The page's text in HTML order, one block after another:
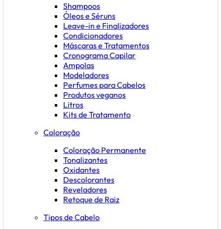
Shampoos
Óleos e Séruns
Leave-in e Finalizadores
Condicionadores
Máscaras e Tratamentos
Cronograma Capilar
Ampolas
Modeladores
Perfumes para Cabelos
Produtos veganos
Litros
Kits de Tratamento
Coloração
Coloração Permanente
Tonalizantes
Oxidantes
Descolorantes
Reveladores
Retoque de Raiz
Tipos de Cabelo